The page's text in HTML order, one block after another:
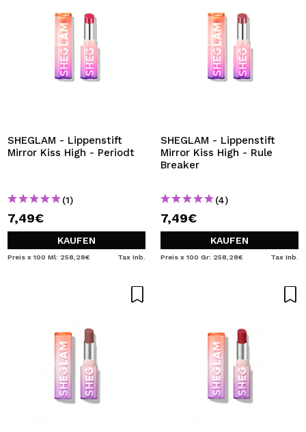
SHEGLAM - Lippenstift
Mirror Kiss High - Periodt
(1)
7,49€
KAUFEN
Preis x 100 Ml: 258,28€ Tax Inb.
SHEGLAM - Lippenstift
Mirror Kiss High - Rule
Breaker
(4)
7,49€
KAUFEN
Preis x 100 Gr: 258,28€ Tax Inb.